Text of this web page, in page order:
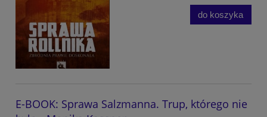
do koszyka
E-BOOK: Sprawa Salzmanna. Trup, którego nie